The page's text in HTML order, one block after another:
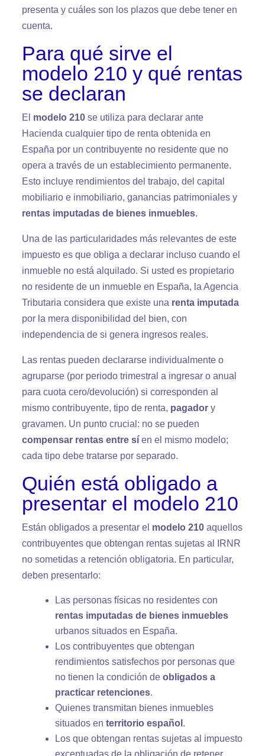
presenta y cuáles son los plazos que debe tener en
cuenta.
Para qué sirve el
modelo 210 y qué rentas
se declaran
El modelo 210se utiliza para declarar ante
Hacienda cualquier tipo de renta obtenida en
España por un contribuyente no residente que no
opera a través de un establecimiento permanente.
Esto incluye rendimientos del trabajo, del capital
mobiliario e inmobiliario, ganancias patrimoniales y
rentas imputadas de bienes inmuebles.
Una de las particularidades más relevantes de este
impuesto es que obliga a declarar incluso cuando el
inmueble no está alquilado. Si usted es propietario
no residente de un inmueble en España, la Agencia
Tributaria considera que existe una renta imputada
por la mera disponibilidad del bien, con
independencia de si genera ingresos reales.
Las rentas pueden declararse individualmente o
agruparse (por periodo trimestral a ingresar o anual
para cuota cero/devolución) si corresponden al
mismo contribuyente, tipo de renta, pagadory
gravamen. Un punto crucial: no se pueden
compensar rentas entre síen el mismo modelo;
cada tipo debe tratarse por separado.
Quién está obligado a
presentar el modelo 210
Están obligados a presentar el modelo 210aquellos
contribuyentes que obtengan rentas sujetas al IRNR
no sometidas a retención obligatoria. En particular,
deben presentarlo:
Las personas físicas no residentes con
rentas imputadas de bienes inmuebles
urbanos situados en España.
Los contribuyentes que obtengan
rendimientos satisfechos por personas que
no tienen la condición de obligados a
practicar retenciones.
Quienes transmitan bienes inmuebles
situados en territorio español .
Los que obtengan rentas sujetas al impuesto
exceptuadas de la obligación de retener,